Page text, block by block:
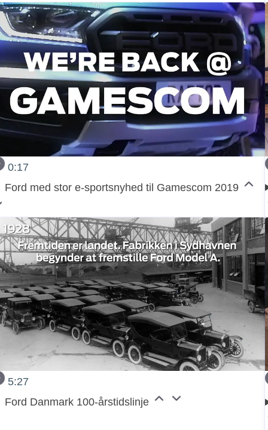
0:17
Ford med stor e-sportsnyhed til Gamescom 2019
5:27
Ford Danmark 100-årstidslinje